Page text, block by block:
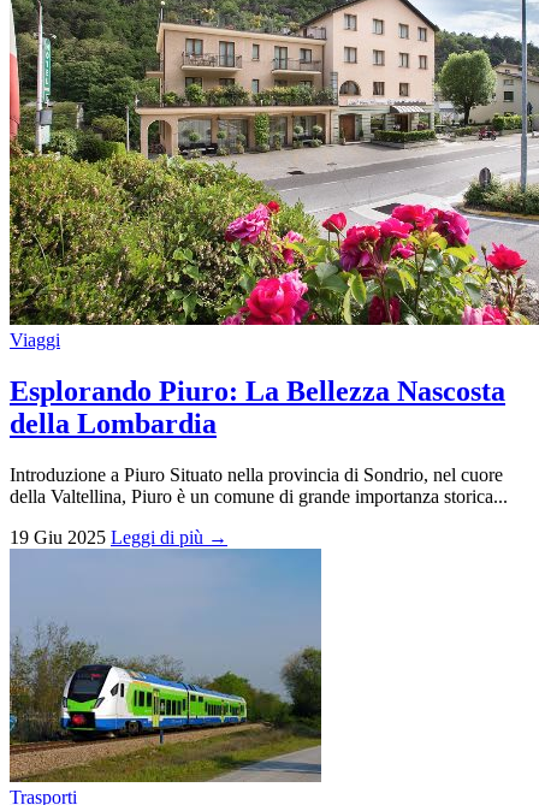
Viaggi
Esplorando Piuro: La Bellezza Nascosta
della Lombardia
Introduzione a Piuro Situato nella provincia di Sondrio, nel cuore
della Valtellina, Piuro è un comune di grande importanza storica...
19 Giu 2025 Leggi di più →
Trasporti